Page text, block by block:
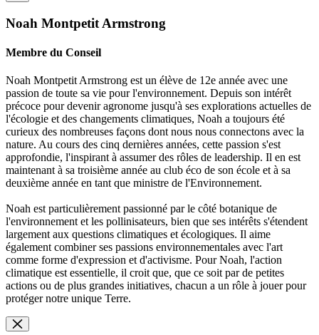
Noah Montpetit Armstrong
Membre du Conseil
Noah Montpetit Armstrong est un élève de 12e année avec une
passion de toute sa vie pour l'environnement. Depuis son intérêt
précoce pour devenir agronome jusqu'à ses explorations actuelles de
l'écologie et des changements climatiques, Noah a toujours été
curieux des nombreuses façons dont nous nous connectons avec la
nature. Au cours des cinq dernières années, cette passion s'est
approfondie, l'inspirant à assumer des rôles de leadership. Il en est
maintenant à sa troisième année au club éco de son école et à sa
deuxième année en tant que ministre de l'Environnement.
Noah est particulièrement passionné par le côté botanique de
l'environnement et les pollinisateurs, bien que ses intérêts s'étendent
largement aux questions climatiques et écologiques. Il aime
également combiner ses passions environnementales avec l'art
comme forme d'expression et d'activisme. Pour Noah, l'action
climatique est essentielle, il croit que, que ce soit par de petites
actions ou de plus grandes initiatives, chacun a un rôle à jouer pour
protéger notre unique Terre.